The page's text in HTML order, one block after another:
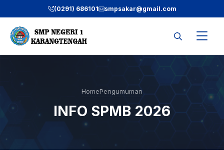
ke
(0291) 686101 smpsakar@gmail.com
HomePengumuman
INFO SPMB 2026